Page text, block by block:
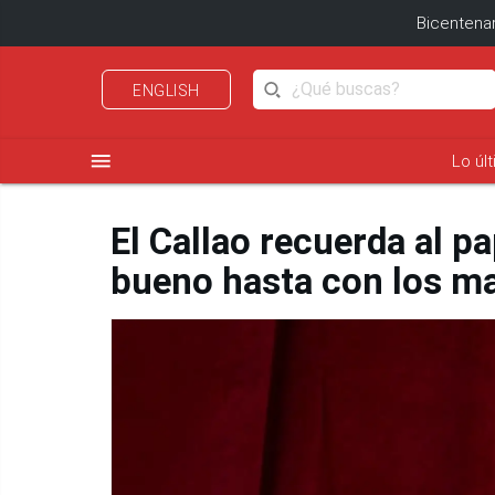
ENGLISH
menu Lo
El Callao recuerda al
bueno hasta con los